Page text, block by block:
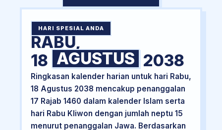
HARI SPESIAL ANDA
RABU,
18 AGUSTUS 2038
Ringkasan kalender harian untuk hari Rabu,
18 Agustus 2038 mencakup penanggalan
17 Rajab 1460 dalam kalender Islam serta
hari Rabu Kliwon dengan jumlah neptu 15
menurut penanggalan Jawa. Berdasarkan